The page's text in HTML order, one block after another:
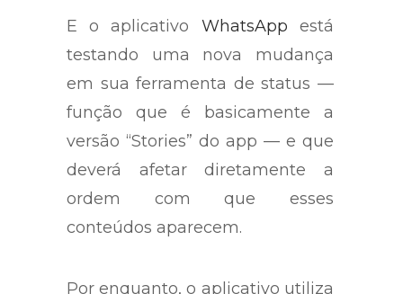
E o aplicativo WhatsApp está
testando uma nova mudança
em sua ferramenta de status —
função que é basicamente a
versão “Stories” do app — e que
deverá afetar diretamente a
ordem com que esses
conteúdos aparecem.
Por enquanto, o aplicativo utiliza